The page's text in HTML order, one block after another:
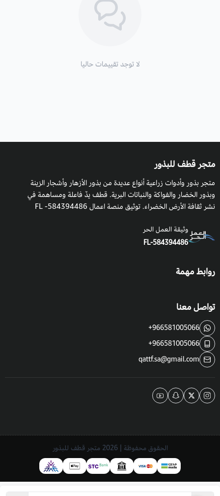
لا توجد تقييمات حاليا
متجر قطف للبذور
متجر بذور وأدوات زراعية أنواع عديدة من بذور الأزهار وأشجار الزينة
وبذور الخضار والفواكة والنباتات البرية. قطف يدٌ فاعلة ومساهمة في
نشر ثقافة الأرض الخضراء. توثيق منصة اعمال 584394486- FL
وثيقة العمل الحر
FL-584394486
روابط مهمة
تواصل معنا
+966581005066
+966581005066
qattf.sa@gmail.com
الحقوق محفوظة | 2026 متجر قطف للبذور